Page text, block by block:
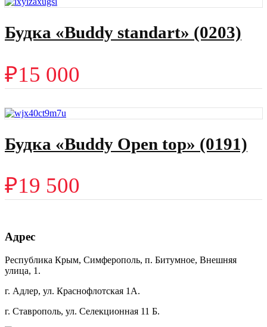
Будка «Buddy standart» (0203)
₽15 000
Будка «Buddy Open top» (0191)
₽19 500
Адрес
Республика Крым, Симферополь, п. Битумное, Внешняя
улица, 1.
г. Адлер, ул. Краснофлотская 1А.
г. Ставрополь, ул. Селекционная 11 Б.